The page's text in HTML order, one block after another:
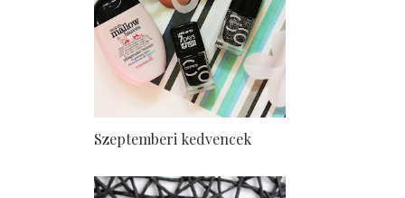
Szeptemberi kedvencek